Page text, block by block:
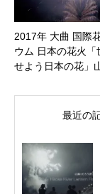
2017年 大曲 国際
ウム 日本の花火「
せよう日本の花」
最近の